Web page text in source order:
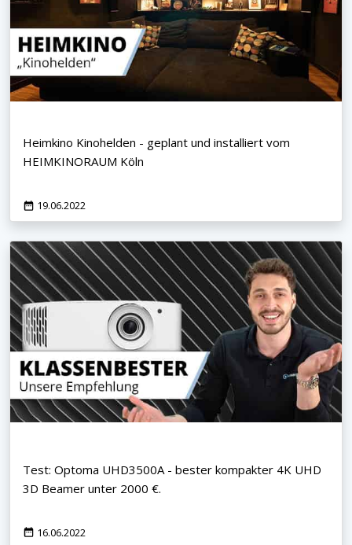
Heimkino Kinohelden - geplant und installiert vom
HEIMKINORAUM Köln
19.06.2022
Test: Optoma UHD3500A - bester kompakter 4K UHD
3D Beamer unter 2000 €.
16.06.2022